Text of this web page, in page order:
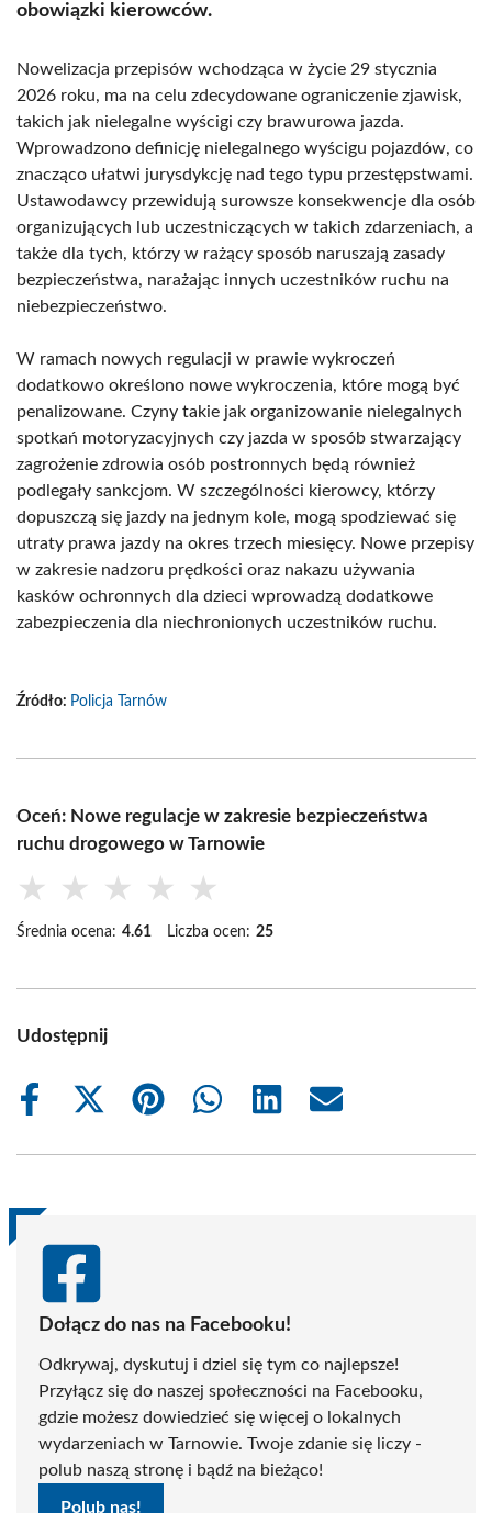
obowiązki kierowców.
Nowelizacja przepisów wchodząca w życie 29 stycznia
2026 roku, ma na celu zdecydowane ograniczenie zjawisk,
takich jak nielegalne wyścigi czy brawurowa jazda.
Wprowadzono definicję nielegalnego wyścigu pojazdów, co
znacząco ułatwi jurysdykcję nad tego typu przestępstwami.
Ustawodawcy przewidują surowsze konsekwencje dla osób
organizujących lub uczestniczących w takich zdarzeniach, a
także dla tych, którzy w rażący sposób naruszają zasady
bezpieczeństwa, narażając innych uczestników ruchu na
niebezpieczeństwo.
W ramach nowych regulacji w prawie wykroczeń
dodatkowo określono nowe wykroczenia, które mogą być
penalizowane. Czyny takie jak organizowanie nielegalnych
spotkań motoryzacyjnych czy jazda w sposób stwarzający
zagrożenie zdrowia osób postronnych będą również
podlegały sankcjom. W szczególności kierowcy, którzy
dopuszczą się jazdy na jednym kole, mogą spodziewać się
utraty prawa jazdy na okres trzech miesięcy. Nowe przepisy
w zakresie nadzoru prędkości oraz nakazu używania
kasków ochronnych dla dzieci wprowadzą dodatkowe
zabezpieczenia dla niechronionych uczestników ruchu.
Źródło: Policja Tarnów
Oceń: Nowe regulacje w zakresie bezpieczeństwa
ruchu drogowego w Tarnowie
★ ★ ★ ★ ★
Średnia ocena: 4.61 Liczba ocen: 25
Udostępnij
Share
Share
(Twitter)
Share
Share
Share
Share
Dołącz do nas na Facebooku!
Odkrywaj, dyskutuj i dziel się tym co najlepsze!
Przyłącz się do naszej społeczności na Facebooku,
gdzie możesz dowiedzieć się więcej o lokalnych
wydarzeniach w Tarnowie. Twoje zdanie się liczy -
polub naszą stronę i bądź na bieżąco!
Polub nas!